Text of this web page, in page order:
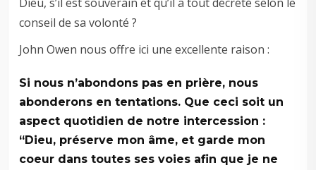
conseil de sa volonté ?
John Owen nous offre ici une excellente raison :
Si nous n’abondons pas en prière, nous
abonderons en tentations. Que ceci soit un
aspect quotidien de notre intercession :
“Dieu, préserve mon âme, et garde mon
coeur dans toutes ses voies afin que je ne